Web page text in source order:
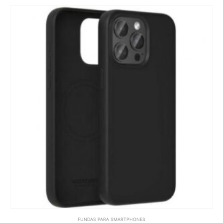
FUNDAS PARA SMARTPHONES